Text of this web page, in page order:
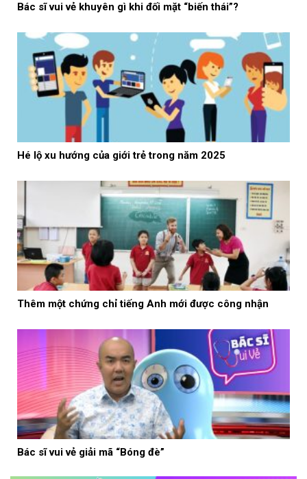
Bác sĩ vui vẻ khuyên gì khi đối mặt “biến thái”?
Hé lộ xu hướng của giới trẻ trong năm 2025
Thêm một chứng chỉ tiếng Anh mới được công nhận
Bác sĩ vui vẻ giải mã “Bóng đè”